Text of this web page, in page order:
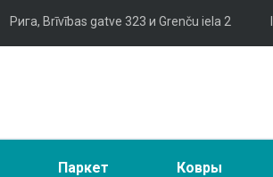
Рига, Brīvības gatve 323 и Grenču iela 2
Паркет Ковры